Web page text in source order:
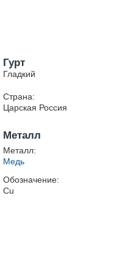
Гурт
Гладкий
Страна:
Царская Россия
Металл
Металл:
Медь
Обозначение:
Cu